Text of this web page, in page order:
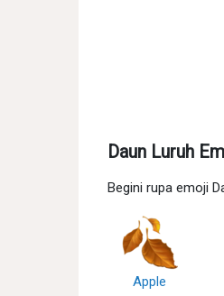
Daun Luruh
Begini rupa emoji
Apple